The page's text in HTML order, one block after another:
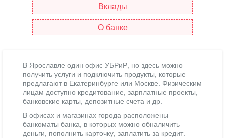
Вклады
О банке
В Ярославле один офис УБРиР, но здесь можно
получить услуги и подключить продукты, которые
предлагают в Екатеринбурге или Москве. Физическим
лицам доступно кредитование, зарплатные проекты,
банковские карты, депозитные счета и др.
В офисах и магазинах города расположены
банкоматы банка, в которых можно обналичить
деньги, пополнить карточку, заплатить за кредит.